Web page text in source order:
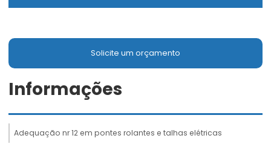
Solicite um orçamento
Informações
Adequação nr 12 em pontes rolantes e talhas elétricas